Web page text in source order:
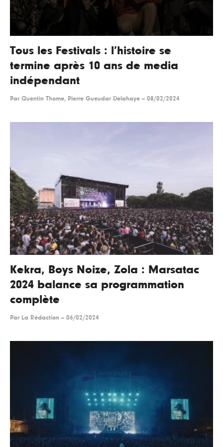
Tous les Festivals : l’histoire se
termine après 10 ans de media
indépendant
Par Quentin Thome, Pierre Gueudar Delahaye -- 08/02/2024
Kekra, Boys Noize, Zola : Marsatac
2024 balance sa programmation
complète
Par La Rédaction -- 06/02/2024